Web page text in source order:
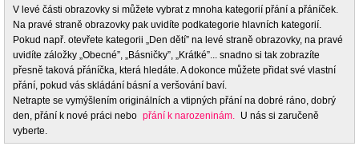
V levé části obrazovky si můžete vybrat z mnoha kategorií přání a přáníček.
Na pravé straně obrazovky pak uvidíte podkategorie hlavních kategorií.
Pokud např. otevřete kategorii „Den dětí” na levé straně obrazovky, na pravé
uvidíte záložky „Obecné”, „Básničky”, „Krátké”... snadno si tak zobrazíte
přesně taková přáníčka, která hledáte. A dokonce můžete přidat své vlastní
přání, pokud vás skládání básní a veršování baví.
Netrapte se vymýšlením originálních a vtipných přání na dobré ráno, dobrý
den, přání k nové práci nebo přání k narozeninám. U nás si zaručeně
vyberte.